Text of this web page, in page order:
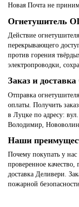
Новая Почта не
Огнетушитель
Действие
перекрывающего
против горения
электропроводки,
Заказ и
Отправка
оплаты. Получить
в Луцке по адресу:
Володимир,
Наши
Почему покупать у
проверенное
доставка Деливери.
пожарной